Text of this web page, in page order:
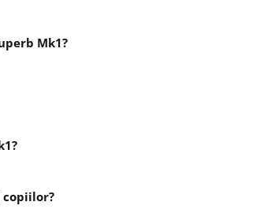
Mk1?
copiilor?